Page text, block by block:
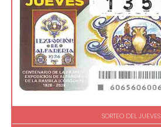
SORTEO DEL JUEVES